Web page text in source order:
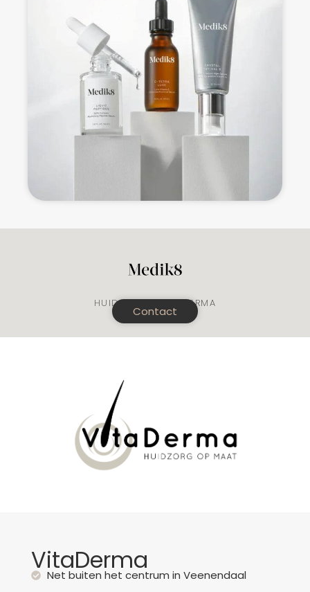
HUIDKLINIEK VITADERMA
Contact
VitaDerma
Net buiten het centrum in Veenendaal